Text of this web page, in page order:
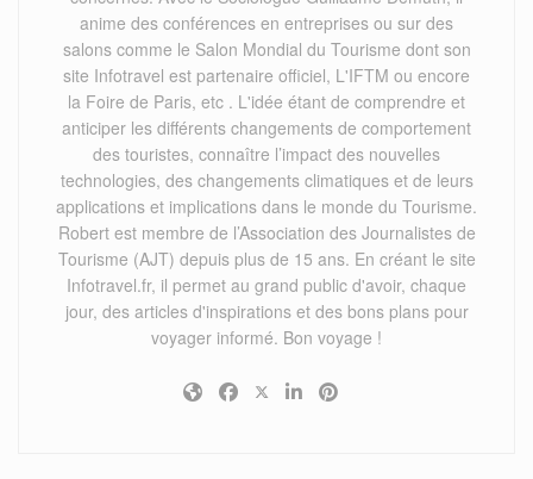
anime des conférences en entreprises ou sur des
salons comme le Salon Mondial du Tourisme dont son
site Infotravel est partenaire officiel, L'IFTM ou encore
la Foire de Paris, etc . L'idée étant de comprendre et
anticiper les différents changements de comportement
des touristes, connaître l’impact des nouvelles
technologies, des changements climatiques et de leurs
applications et implications dans le monde du Tourisme.
Robert est membre de l’Association des Journalistes de
Tourisme (AJT) depuis plus de 15 ans. En créant le site
Infotravel.fr, il permet au grand public d'avoir, chaque
jour, des articles d'inspirations et des bons plans pour
voyager informé. Bon voyage !